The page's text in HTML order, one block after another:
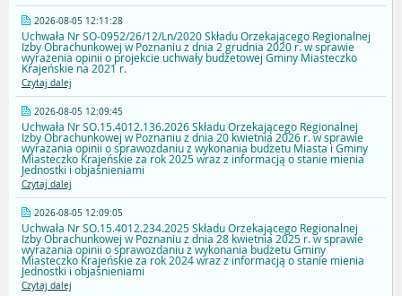
2026-08-05 12:11:28
Uchwała Nr SO-0952/26/12/Ln/2020 Składu Orzekającego Regionalnej
Izby Obrachunkowej w Poznaniu z dnia 2 grudnia 2020 r. w sprawie
wyrażenia opinii o projekcie uchwały budżetowej Gminy Miasteczko
Krajeńskie na 2021 r.
Czytaj dalej
2026-08-05 12:09:45
Uchwała Nr SO.15.4012.136.2026 Składu Orzekającego Regionalnej
Izby Obrachunkowej w Poznaniu z dnia 20 kwietnia 2026 r. w sprawie
wyrażania opinii o sprawozdaniu z wykonania budżetu Miasta i Gminy
Miasteczko Krajeńskie za rok 2025 wraz z informacją o stanie mienia
Jednostki i objaśnieniami
Czytaj dalej
2026-08-05 12:09:05
Uchwała Nr SO.15.4012.234.2025 Składu Orzekającego Regionalnej
Izby Obrachunkowej w Poznaniu z dnia 28 kwietnia 2025 r. w sprawie
wyrażania opinii o sprawozdaniu z wykonania budżetu Gminy
Miasteczko Krajeńskie za rok 2024 wraz z informacją o stanie mienia
Jednostki i objaśnieniami
Czytaj dalej